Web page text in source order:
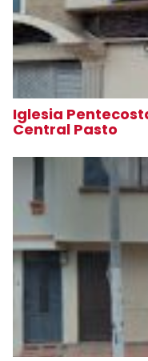
Iglesia
Central Pasto